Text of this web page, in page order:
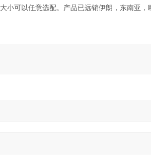
小可以任意选配。产品已远销伊朗，东南亚